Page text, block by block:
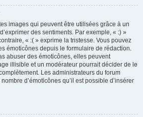
images qui peuvent être utilisées grâce à un
des sentiments. Par exemple, « :) »
« :( » exprime la tristesse. Vous pouvez
émoticônes depuis le formulaire de rédaction.
abuser des émoticônes, elles peuvent
illisible et un modérateur pourrait décider de le
Les administrateurs du forum
d’émoticônes qu’il est possible d’insérer